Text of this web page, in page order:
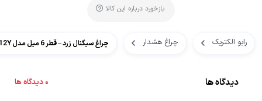
بازخورد درباره این کالا
رابو الکتریک چراغ هشدار چراغ سیگنال زرد – قطر 6 میل مدل H06F-12Y
دیدگاه ها 0 دیدگاه ها